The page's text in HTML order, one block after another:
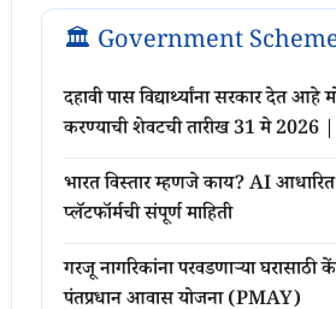
🏛️ Government
दहावी पास विद्यार्थ्यांना सरकार देत
करण्याची शेवटची तारीख 31 मे
भारत विस्तार म्हणजे काय? AI
प्लॅटफॉर्मची संपूर्ण माहिती
गरजू नागरिकांना परवडणाऱ्या घरासाठी
पंतप्रधान आवास योजना (PMAY)